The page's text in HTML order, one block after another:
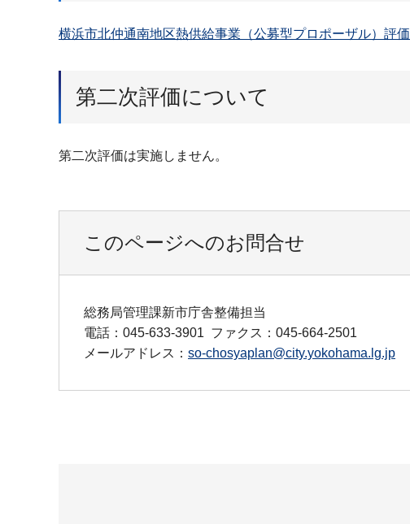
横浜市北仲通南地区熱供給事業（公募型プロポーザル）評
第二次評価について
第二次評価は実施しません。
このページへのお問合せ
総務局管理課新市庁舎整備担当
電話：045-633-3901 ファクス：045-664-2501
メールアドレス： so-chosyaplan@city.yokohama.lg.jp